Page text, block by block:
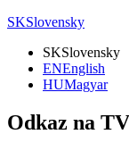
SKSlovensky
SKSlovensky
ENEnglish
HUMagyar
Odkaz na